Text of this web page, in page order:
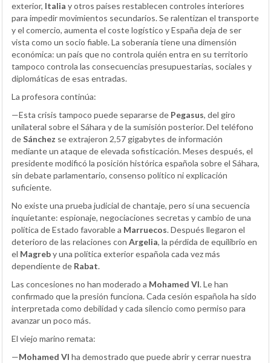
exterior, Italia y otros países restablecen controles interiores
para impedir movimientos secundarios. Se ralentizan el transporte
y el comercio, aumenta el coste logístico y España deja de ser
vista como un socio fiable. La soberanía tiene una dimensión
económica: un país que no controla quién entra en su territorio
tampoco controla las consecuencias presupuestarias, sociales y
diplomáticas de esas entradas.
La profesora continúa:
—Esta crisis tampoco puede separarse de Pegasus, del giro
unilateral sobre el Sáhara y de la sumisión posterior. Del teléfono
deSánchez se extrajeron 2,57 gigabytes de información
mediante un ataque de elevada sofisticación. Meses después, el
presidente modificó la posición histórica española sobre el Sáhara,
sin debate parlamentario, consenso político ni explicación
suficiente.
No existe una prueba judicial de chantaje, pero sí una secuencia
inquietante: espionaje, negociaciones secretas y cambio de una
política de Estado favorable a Marruecos. Después llegaron el
deterioro de las relaciones con Argelia, la pérdida de equilibrio en
el Magreby una política exterior española cada vez más
dependiente de Rabat.
Las concesiones no han moderado a Mohamed VI. Le han
confirmado que la presión funciona. Cada cesión española ha sido
interpretada como debilidad y cada silencio como permiso para
avanzar un poco más.
El viejo marino remata:
—Mohamed VI ha demostrado que puede abrir y cerrar nuestra